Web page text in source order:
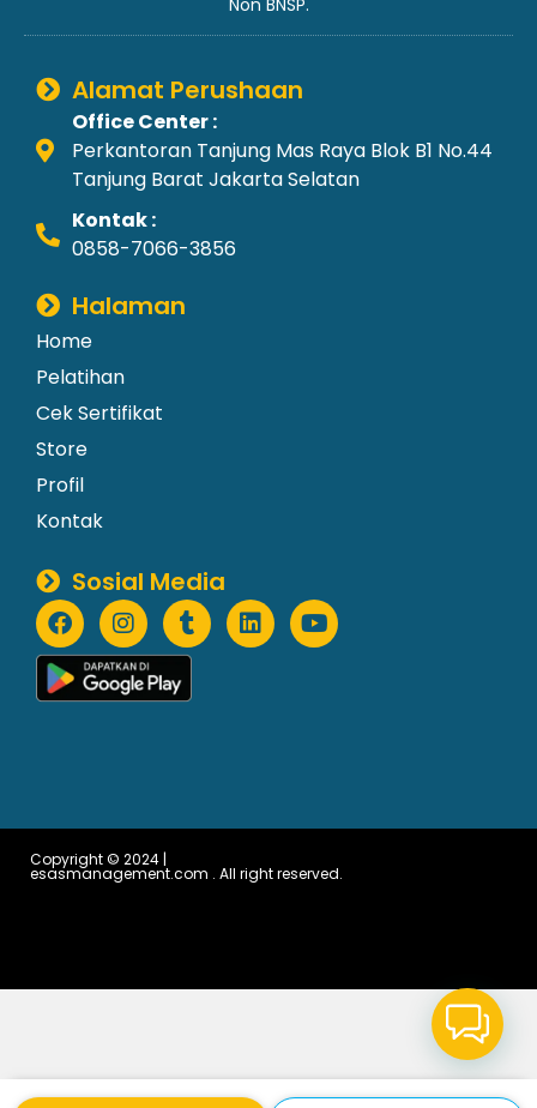
Home
Pelatihan
Cek Sertifikat
Store
Profil
Kontak
esasmanagement.com . All right reserved.